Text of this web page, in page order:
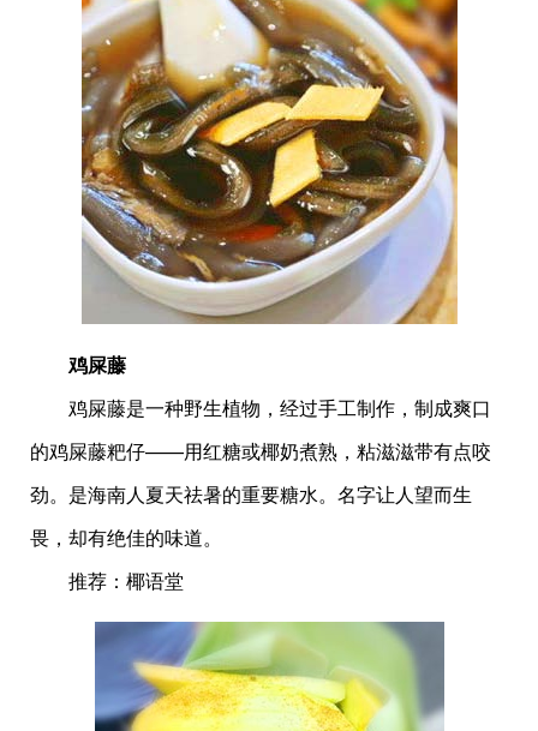
鸡屎藤
鸡屎藤是一种野生植物，经过手工制作，制成爽口
的鸡屎藤粑仔——用红糖或椰奶煮熟，粘滋滋带有点咬
劲。是海南人夏天祛暑的重要糖水。名字让人望而生
畏，却有绝佳的味道。
推荐：椰语堂